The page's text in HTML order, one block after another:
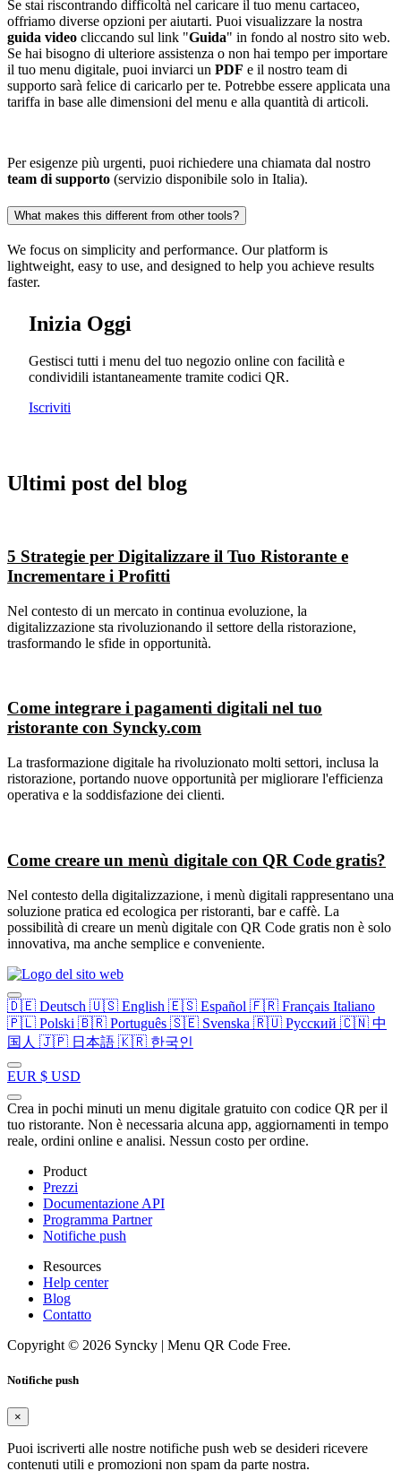
Se stai riscontrando difficoltà nel caricare il tuo menu cartaceo,
offriamo diverse opzioni per aiutarti. Puoi visualizzare la nostra
guida video cliccando sul link "Guida" in fondo al nostro sito web.
Se hai bisogno di ulteriore assistenza o non hai tempo per importare
il tuo menu digitale, puoi inviarci un PDF e il nostro team di
supporto sarà felice di caricarlo per te. Potrebbe essere applicata una
tariffa in base alle dimensioni del menu e alla quantità di articoli.
Per esigenze più urgenti, puoi richiedere una chiamata dal nostro
team di supporto (servizio disponibile solo in Italia).
What makes this different from other tools?
We focus on simplicity and performance. Our platform is
lightweight, easy to use, and designed to help you achieve results
faster.
Inizia Oggi
Gestisci tutti i menu del tuo negozio online con facilità e
condividili istantaneamente tramite codici QR.
Iscriviti
Ultimi post del blog
5 Strategie per Digitalizzare il Tuo Ristorante e
Incrementare i Profitti
Nel contesto di un mercato in continua evoluzione, la
digitalizzazione sta rivoluzionando il settore della ristorazione,
trasformando le sfide in opportunità.
Come integrare i pagamenti digitali nel tuo
ristorante con Syncky.com
La trasformazione digitale ha rivoluzionato molti settori, inclusa la
ristorazione, portando nuove opportunità per migliorare l'efficienza
operativa e la soddisfazione dei clienti.
Come creare un menù digitale con QR Code gratis?
Nel contesto della digitalizzazione, i menù digitali rappresentano una
soluzione pratica ed ecologica per ristoranti, bar e caffè. La
possibilità di creare un menù digitale con QR Code gratis non è solo
innovativa, ma anche semplice e conveniente.
🇩🇪 Deutsch 🇺🇸 English 🇪🇸 Español 🇫🇷 Français Italiano
🇵🇱 Polski 🇧🇷 Português 🇸🇪 Svenska 🇷🇺 Русский 🇨🇳 中
国人 🇯🇵 日本語 🇰🇷 한국인
EUR $ USD
Crea in pochi minuti un menu digitale gratuito con codice QR per il
tuo ristorante. Non è necessaria alcuna app, aggiornamenti in tempo
reale, ordini online e analisi. Nessun costo per ordine.
Product
Prezzi
Documentazione API
Programma Partner
Notifiche push
Resources
Help center
Blog
Contatto
Copyright © 2026 Syncky | Menu QR Code Free.
Notifiche push
×
Puoi iscriverti alle nostre notifiche push web se desideri ricevere
contenuti utili e promozioni non spam da parte nostra.